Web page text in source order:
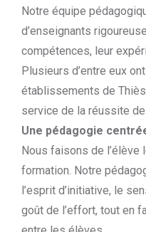
Notre équipe
d’enseignants
compétences, leur
Plusieurs d’entre eux
établissements de
service de la réussite
Une pédagogie
Nous faisons de l’élève
formation. Notre
l’esprit d’initiative, le
goût de l’effort, tout en